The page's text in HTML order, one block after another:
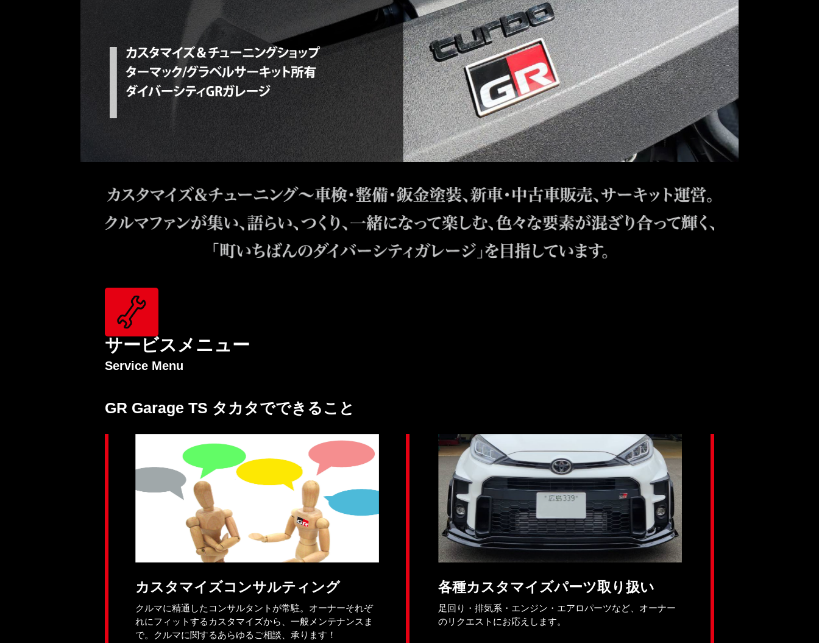
サービスメニュー
Service Menu
GR Garage TS タカタでできること
カスタマイズコンサルティング
クルマに精通したコンサルタントが常駐。オーナーそれぞ
れにフィットするカスタマイズから、一般メンテナンスま
で。クルマに関するあらゆるご相談、承ります！
各種カスタマイズパーツ取り扱い
足回り・排気系・エンジン・エアロパーツなど、オーナー
のリクエストにお応えします。